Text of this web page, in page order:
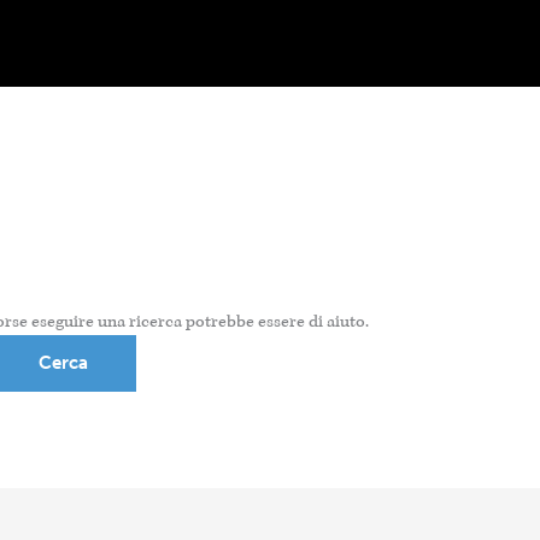
eseguire una ricerca potrebbe essere di aiuto.